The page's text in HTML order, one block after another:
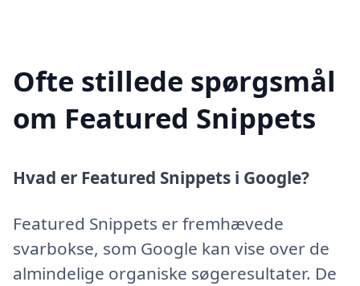
Ofte stillede spørgsmål
om Featured Snippets
Hvad er Featured Snippets i Google?
Featured Snippets er fremhævede
svarbokse, som Google kan vise over de
almindelige organiske søgeresultater. De